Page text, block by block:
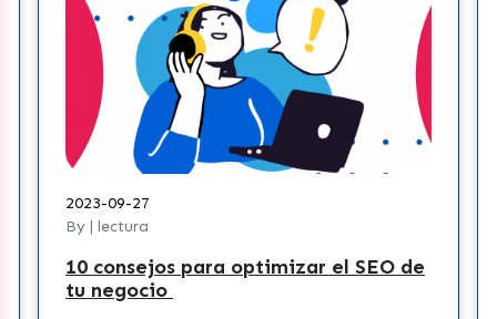
2023-09-27
By | lectura
10 consejos para optimizar el SEO de
tu negocio